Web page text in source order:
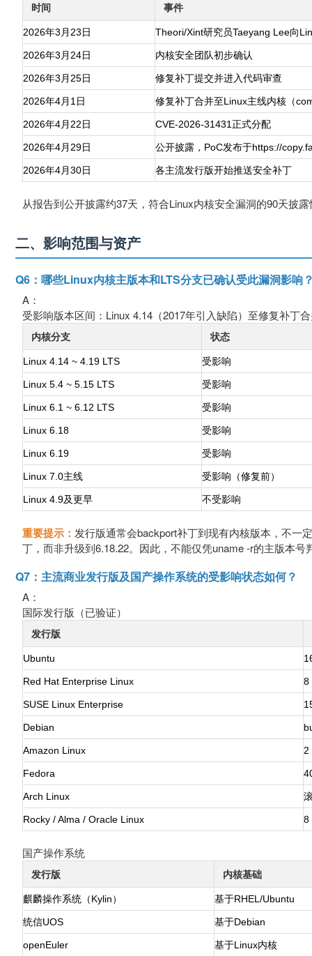
时间 事件
2026年3月23日 Theori/Xint研究员Taeyang Lee向
2026年3月24日 内核安全团队初步确认
2026年3月25日 修复补丁提交并进入代码审查
2026年4月1日 修复补丁合并至Linux主线内核（
2026年4月22日 CVE-2026-31431正式分配
2026年4月29日 公开披露，PoC发布于https://
2026年4月30日 各主流发行版开始推送安全补丁
从报告到公开披露约37天，符合Linux内核安全漏洞的90天披
二、影响范围与资产
Q6：哪些Linux内核主版本和LTS分支已确认受此漏洞影响
A：
受影响版本区间：Linux 4.14（2017年引入缺陷）至修复补丁
内核分支 状态
Linux 4.14 ~ 4.19 LTS 受影响
Linux 5.4 ~ 5.15 LTS 受影响
Linux 6.1 ~ 6.12 LTS 受影响
Linux 6.18 受影响
Linux 6.19 受影响
Linux 7.0主线 受影响（修复前）
Linux 4.9及更早 不受影响
重要提示： 发行版通常会backport补丁到现有内核版本，不一
丁，而非升级到6.18.22。因此，不能仅凭uname -r的主版本
Q7：主流商业发行版及国产操作系统的受影响状态如何？
A：
国际发行版（已验证）
发行版
Ubuntu
Red Hat Enterprise Linux 8
SUSE Linux Enterprise
Debian
Amazon Linux 2
Fedora
Arch Linux
Rocky / Alma / Oracle Linux 8
国产操作系统
发行版 内核基础
麒麟操作系统（Kylin） 基于RHEL/Ubuntu
统信UOS 基于Debian
openEuler 基于Linux内核